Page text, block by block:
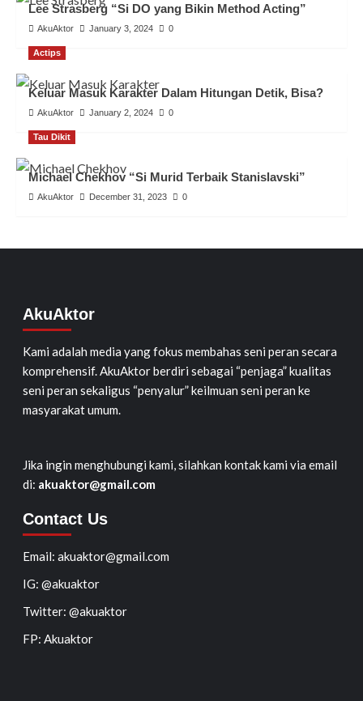
Lee Strasberg “Si DO yang Bikin Method Acting”
AkuAktor January 3, 2024 0
Actips
Keluar Masuk Karakter Dalam Hitungan Detik, Bisa?
AkuAktor January 2, 2024 0
Tau Dikit
Michael Chekhov “Si Murid Terbaik Stanislavski”
AkuAktor December 31, 2023 0
AkuAktor
Kami adalah media yang fokus membahas seni peran secara
komprehensif. AkuAktor berdiri sebagai “penjaga” kualitas
seni peran sekaligus “penyalur” keilmuan seni peran ke
masyarakat umum.
Jika ingin menghubungi kami, silahkan kontak kami via email
di: akuaktor@gmail.com
Contact Us
Email: akuaktor@gmail.com
IG: @akuaktor
Twitter: @akuaktor
FP: Akuaktor